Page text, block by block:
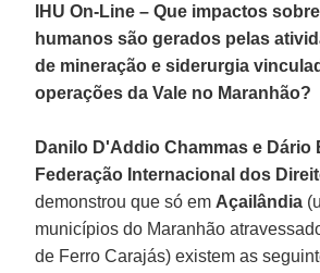
IHU On-Line – Que impactos
humanos são gerados pelas
de mineração e siderurgia
operações da Vale no Maranhão?
Danilo D'Addio Chammas e Dário
Federação Internacional dos
demonstrou que só em Açailândia
municípios do Maranhão
de Ferro Carajás) existem as